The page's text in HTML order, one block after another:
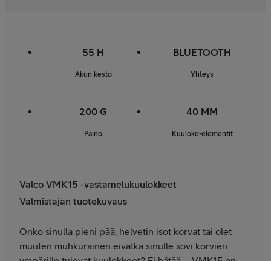
55 H
Akun kesto
BLUETOOTH
Yhteys
200 G
Paino
40 MM
Kuuloke-elementit
Valco VMK15 -vastamelukuulokkeet
Valmistajan tuotekuvaus
Onko sinulla pieni pää, helvetin isot korvat tai olet
muuten muhkurainen eivätkä sinulle sovi korvien